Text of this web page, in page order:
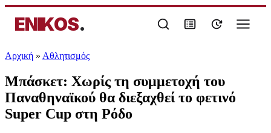
ENIKOS.
Αρχική » Αθλητισμός
Μπάσκετ: Χωρίς τη συμμετοχή του
Παναθηναϊκού θα διεξαχθεί το φετινό
Super Cup στη Ρόδο